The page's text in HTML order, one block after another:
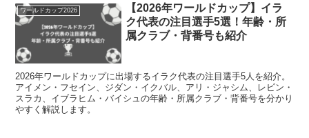
ワールドカップ2026
【2026年ワールドカップ】イラ
ク代表の注目選手5選！年齢・所
属クラブ・背番号も紹介
2026年ワールドカップに出場するイラク代表の注目選手5人を紹介。
アイメン・フセイン、ジダン・イクバル、アリ・ジャシム、レビン・
スラカ、イブラヒム・バイシュの年齢・所属クラブ・背番号を分かり
やすく解説します。